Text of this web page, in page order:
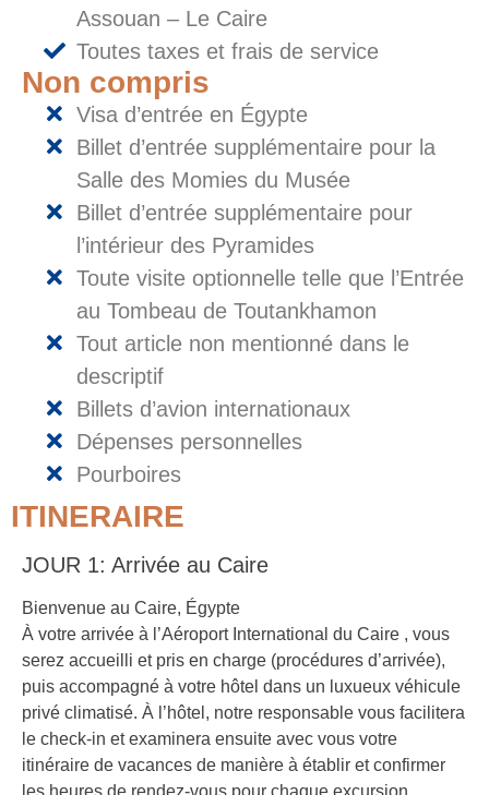
Assouan – Le Caire
Toutes taxes et frais de service
Non compris
Visa d’entrée en Égypte
Billet d’entrée supplémentaire pour la
Salle des Momies du Musée
Billet d’entrée supplémentaire pour
l’intérieur des Pyramides
Toute visite optionnelle telle que l’Entrée
au Tombeau de Toutankhamon
Tout article non mentionné dans le
descriptif
Billets d’avion internationaux
Dépenses personnelles
Pourboires
ITINERAIRE
JOUR 1: Arrivée au Caire
Bienvenue au Caire, Égypte
À votre arrivée à l’Aéroport International du Caire , vous
serez accueilli et pris en charge (procédures d’arrivée),
puis accompagné à votre hôtel dans un luxueux véhicule
privé climatisé. À l’hôtel, notre responsable vous facilitera
le check-in et examinera ensuite avec vous votre
itinéraire de vacances de manière à établir et confirmer